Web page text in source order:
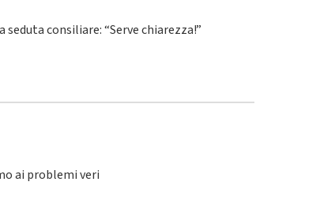
consiliare: “Serve chiarezza!”
ai problemi veri